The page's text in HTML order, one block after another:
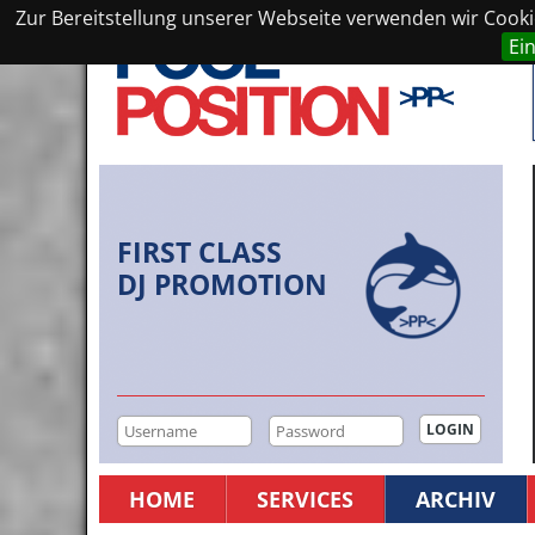
Zur Bereitstellung unserer Webseite verwenden wir
FIRST CLASS
DJ PROMOTION
HOME SERVICES ARCHIV